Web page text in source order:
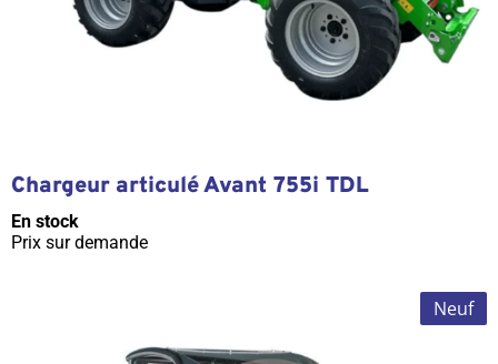
Chargeur articulé Avant 755i TDL
En stock
Prix sur demande
Neuf